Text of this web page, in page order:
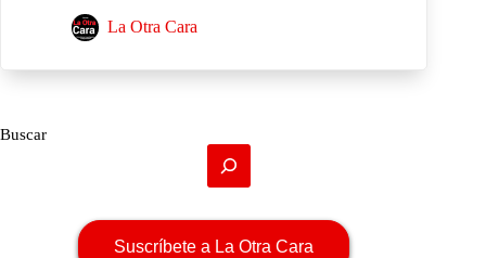
La Otra Cara
Buscar
Suscríbete a La Otra Cara